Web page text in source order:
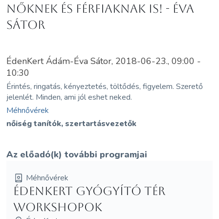
nőknek és férfiaknak is! - Éva
Sátor
ÉdenKert Ádám-Éva Sátor, 2018-06-23., 09:00 -
10:30
Érintés, ringatás, kényeztetés, töltődés, figyelem. Szerető
jelenlét. Minden, ami jól eshet neked.
Méhnővérek
nőiség tanítók, szertartásvezetők
Az előadó(k) további programjai
Méhnővérek
ÉdenKert Gyógyító Tér
workshopok